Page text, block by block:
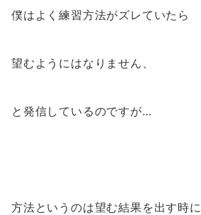
僕はよく練習方法がズレていたら
望むようにはなりません、
と発信しているのですが…
方法というのは望む結果を出す時に